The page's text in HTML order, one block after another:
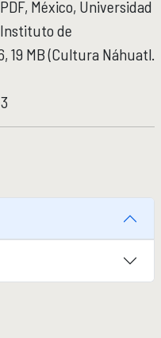
México, Universidad
Instituto de
19 MB (Cultura Náhuatl.